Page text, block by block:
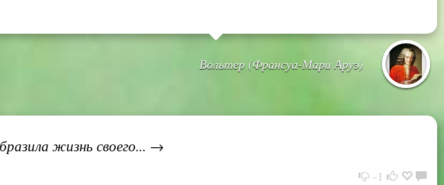
Вольтер (Франсуа-Мари Аруэ)
жизнь своего... →
-1